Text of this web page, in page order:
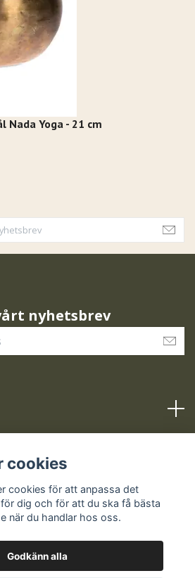
Nada Yoga - 21 cm
nyhetsbrev
cookies
cookies för att anpassa det
dig och för att du ska få bästa
när du handlar hos oss.
Godkänn alla